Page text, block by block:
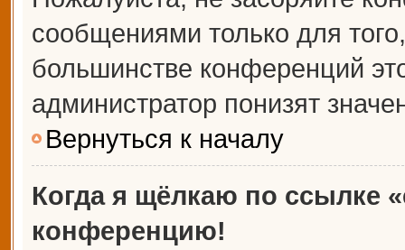
сообщениями только для
большинстве конференций
администратор понизят
Вернуться к началу
Когда я щёлкаю по ссылке
конференцию!